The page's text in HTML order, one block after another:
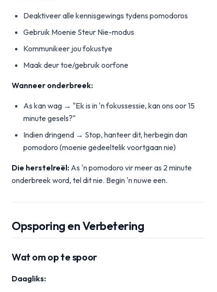
Deaktiveer alle kennisgewings tydens pomodoros
Gebruik Moenie Steur Nie-modus
Kommunikeer jou fokustye
Maak deur toe/gebruik oorfone
Wanneer onderbreek:
As kan wag → "Ek is in 'n fokussessie, kan ons oor 15
minute gesels?"
Indien dringend → Stop, hanteer dit, herbegin dan
pomodoro (moenie gedeeltelik voortgaan nie)
Die herstelreël: As 'n pomodoro vir meer as 2 minute
onderbreek word, tel dit nie. Begin 'n nuwe een.
Opsporing en Verbetering
Wat om op te spoor
Daagliks: